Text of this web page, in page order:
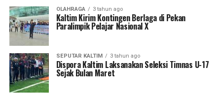
OLAHRAGA 3 tahun ago
Kaltim Kirim Kontingen Berlaga di Pekan
Paralimpik Pelajar Nasional X
SEPUTAR KALTIM 3 tahun ago
Dispora Kaltim Laksanakan Seleksi Timnas U-17
Sejak Bulan Maret